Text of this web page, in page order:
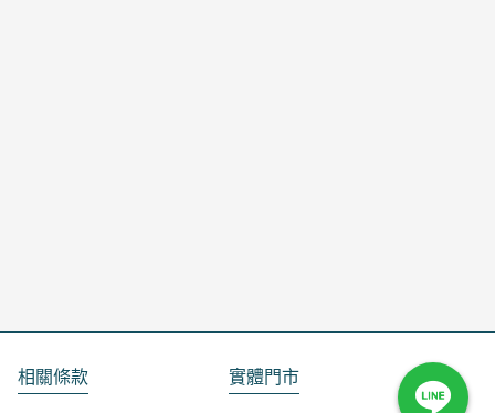
相關條款 實體門市